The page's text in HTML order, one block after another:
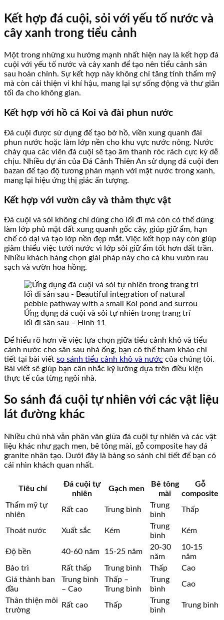
Kết hợp đá cuội, sỏi với yếu tố nước và
cây xanh trong tiểu cảnh
Một trong những xu hướng mạnh nhất hiện nay là kết hợp đá
cuội với yếu tố nước và cây xanh để tạo nên tiểu cảnh sân
sau hoàn chỉnh. Sự kết hợp này không chỉ tăng tính thẩm mỹ
mà còn cải thiện vi khí hậu, mang lại sự sống động và thư giãn
tối đa cho không gian.
Kết hợp với hồ cá Koi và đài phun nước
Đá cuội được sử dụng để tạo bờ hồ, viền xung quanh đài
phun nước hoặc làm lớp nền cho khu vực nước nông. Nước
chảy qua các viên đá cuội sẽ tạo âm thanh róc rách cực kỳ dễ
chịu. Nhiều dự án của Đá Cảnh Thiên An sử dụng đá cuội đen
bazan để tạo độ tương phản mạnh với mặt nước trong xanh,
mang lại hiệu ứng thị giác ấn tượng.
Kết hợp với vườn cây và thảm thực vật
Đá cuội và sỏi không chỉ dùng cho lối đi mà còn có thể dùng
làm lớp phủ mặt đất xung quanh gốc cây, giúp giữ ẩm, hạn
chế cỏ dại và tạo lớp nền đẹp mắt. Việc kết hợp này còn giúp
giảm thiểu việc tưới nước vì lớp sỏi giữ ẩm tốt hơn đất trần.
Nhiều khách hàng chọn giải pháp này cho cả khu vườn rau
sạch và vườn hoa hồng.
Ứng dụng đá cuội và sỏi tự nhiên trong trang trí
lối đi sân sau – Hình 11
Để hiểu rõ hơn về việc lựa chọn giữa tiểu cảnh khô và tiểu
cảnh nước cho sân sau nhà ống, bạn có thể tham khảo chi
tiết tại bài viết so sánh tiểu cảnh khô và nước của chúng tôi.
Bài viết sẽ giúp bạn cân nhắc kỹ lưỡng dựa trên điều kiện
thực tế của từng ngôi nhà.
So sánh đá cuội tự nhiên với các vật liệu
lát đường khác
Nhiều chủ nhà vẫn phân vân giữa đá cuội tự nhiên và các vật
liệu khác như gạch men, bê tông mài, gỗ composite hay đá
granite nhân tạo. Dưới đây là bảng so sánh chi tiết để bạn có
cái nhìn khách quan nhất.
Tiêu chí
Đá cuội tự
nhiên
Gạch men
Bê tông
mài
Gỗ
composite
Thẩm mỹ tự
nhiên
Rất cao Trung bình
Trung
bình
Thấp
Thoát nước Xuất sắc Kém
Trung
bình
Kém
Độ bền 40-60 năm 15-25 năm
20-30
năm
10-15
năm
Bảo trì
Rất thấp Trung bình Thấp
Cao
Giá thành ban
đầu
Trung bình
– Cao
Thấp –
Trung bình
Trung
bình
Cao
Thân thiện môi
trường
Rất cao Thấp
Trung
bình
Trung bình